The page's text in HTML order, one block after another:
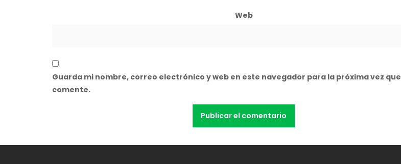
Web
Guarda mi nombre, correo electrónico y web en este navegador para la próxima vez que
comente.